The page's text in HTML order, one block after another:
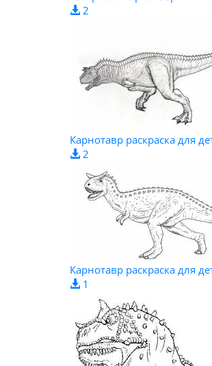
2
Карнотавр раскраска для
2
Карнотавр раскраска для
1